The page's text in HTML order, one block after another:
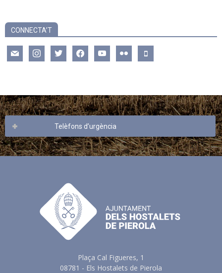
CONNECTA’T
mail instagramtwitter facebookyoutube flickr mobile
Telèfons d’urgència
Plaça Cal Figueres, 1
08781 - Els Hostalets de Pierola